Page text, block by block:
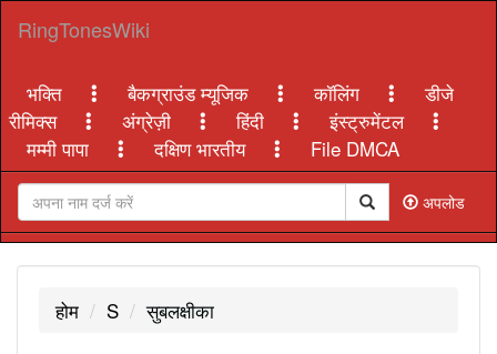
RingTonesWiki
भक्ति बैकग्राउंड म्यूजिक कॉलिंग
डीजे
रीमिक्स
अंग्रेज़ी हिंदी
इंस्ट्रुमेंटल
मम्मी पापा
दक्षिण भारतीय File DMCA
अपलोड
होम S सुबलक्षीका